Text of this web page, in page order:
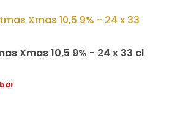
Xmas 10,5 9% - 24 x 33 cl